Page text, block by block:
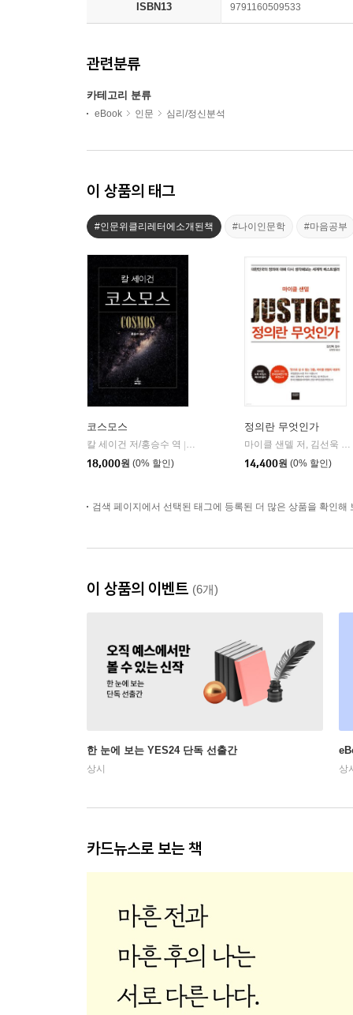
ISBN13 9791160509533
관련분류
카테고리 분류
eBook 인문 심리/정신분석
이 상품의 태그
#인문위클리레터에소개된책 #나이인문학 #마음공부
코스모스
칼 세이건 저/홍승수 역
사이언스북스
18,000원 (0% 할인)
정의란 무엇인가
마이클 샌델 저, 김선욱 감수, 김명철 역 저
14,400원 (0% 할인)
검색 페이지에서 선택된 태그에 등록된 더 많은 상품을 확인해
이 상품의 이벤트 (6개)
한 눈에 보는 YES24 단독 선출간
상시 상
카드뉴스로 보는 책